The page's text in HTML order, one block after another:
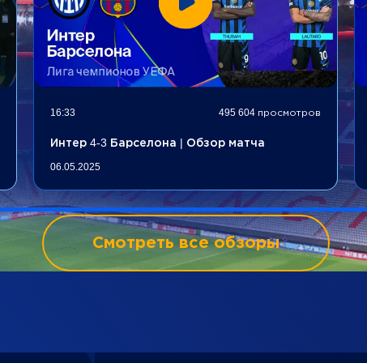
16:33 495 604 просмотров
Интер 4-3 Барселона | Обзор матча
06.05.2025
Смотреть все обзоры